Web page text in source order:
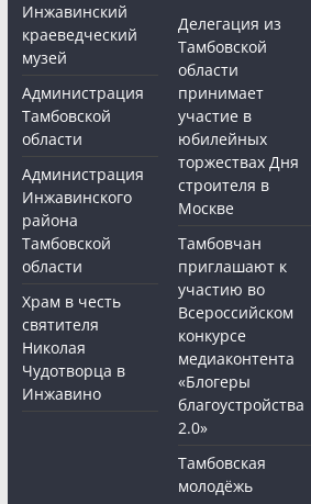
Инжавинский
краеведческий
музей
Администрация
Тамбовской
области
Администрация
Инжавинского
района
Тамбовской
области
Храм в честь
святителя
Николая
Чудотворца в
Инжавино
Делегация из
Тамбовской
области
принимает
участие в
юбилейных
торжествах Дня
строителя в
Москве
Тамбовчан
приглашают к
участию во
Всероссийском
конкурсе
медиаконтента
«Блогеры
благоустройства
2.0»
Тамбовская
молодёжь